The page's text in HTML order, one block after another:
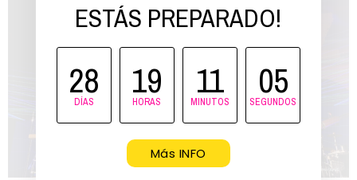
ESTÁS PREPARADO!
28
DÍAS 19
HORAS 11
MINUTOS 04
SEGUNDOS
Más INFO